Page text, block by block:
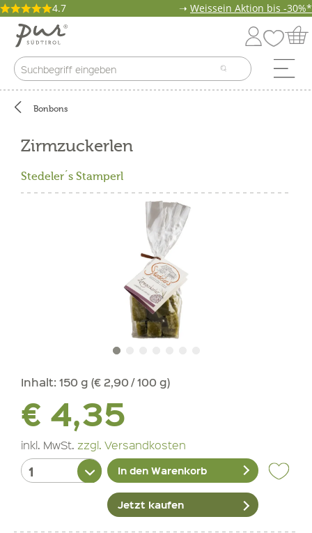
4.7 ➝ Weissein Aktion bis -30%*
Bonbons
Zirmzuckerlen
Stedeler´s Stamperl
Inhalt: 150 g (€ 2,90 / 100 g)
€ 4,35
inkl. MwSt. zzgl. Versandkosten
In den Warenkorb
Jetzt kaufen